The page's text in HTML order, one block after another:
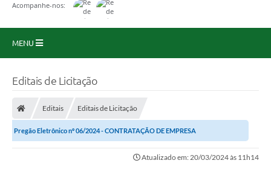
Acompanhe-nos:
MENU
Imprensa
Editais de Licitação
Editais Editais de Licitação
Pregão Eletrônico nº 06/2024 - CONTRATAÇÃO DE EMPRESA
ESPECIALIZADA EM MEDICINA E SEGURANÇA DO...
Atualizado em: 20/03/2024 às 11h14